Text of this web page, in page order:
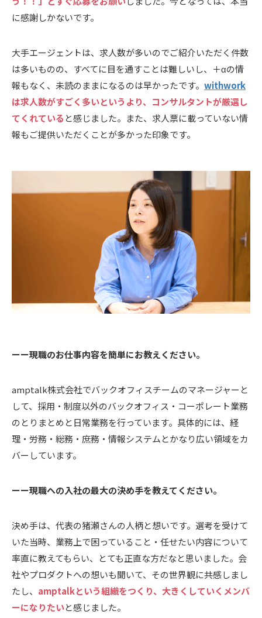
に感謝しかないです。
大手エージェントは、求人数が多いのでご紹介いただく件数
は多いものの、すべてに目を通すことは難しいし、＋αの情
報もなく、未読のままになるのは早かったです。 withwork
は求人数がすごく多いというより、コンサルタントが厳選し
てくれている と感じました。また、求人票に載っていない情
報もご提供いただくことが多かった印象です。
ーー現職のお仕事内容を簡単にお教えください。
amptalk株式会社でバックオフィスチームのマネージャーと
して、 採用・制度以外のバックオフィス・コーポレート業務
のとりまとめと日常業務を行っています。具体的には、経
理・労務・総務・庶務・情報システムとかなり広い領域をカ
バーしています。
ーー現職への入社の最大の決め手を教えてください。
決め手は、代表の猪瀬さんの人柄と想いです。選考を受けて
いた当時、業務上で困っていること・任せたい内容について
率直に教えてもらい、とても正直な方だなと思いました。会
社やプロダクトへの想いも聞いて、その世界観に共感しまし
たし、 amptalkという組織をつくり、大きくしていくメンバ
ーになりたいと感じました。